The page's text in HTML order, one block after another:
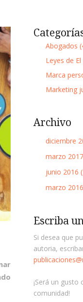
Abogados
Leyes de
Marca
Marketing
Archivo
diciembre
marzo
junio 2016
marzo
Escriba
Si desea que
autoria,
¡Será un
comunidad!